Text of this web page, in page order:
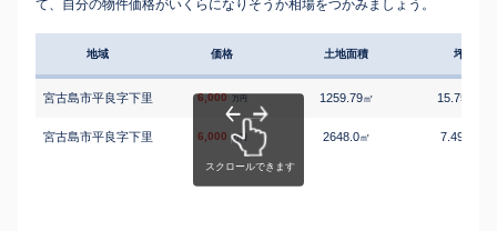
て、自分の物件価格がいくらになりそうか相場をつかみましょう。
地域 価格 土地面積 坪単価
宮古島市平良字下里 6,000 万円 1259.79㎡ 15.75
宮古島市平良字下里 6,000 万円 2648.0㎡ 7.49